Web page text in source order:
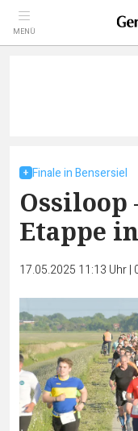
MENÜ
Finale in Bensersiel
Ossiloop
Etappe
17.05.2025 11:13 Uhr|